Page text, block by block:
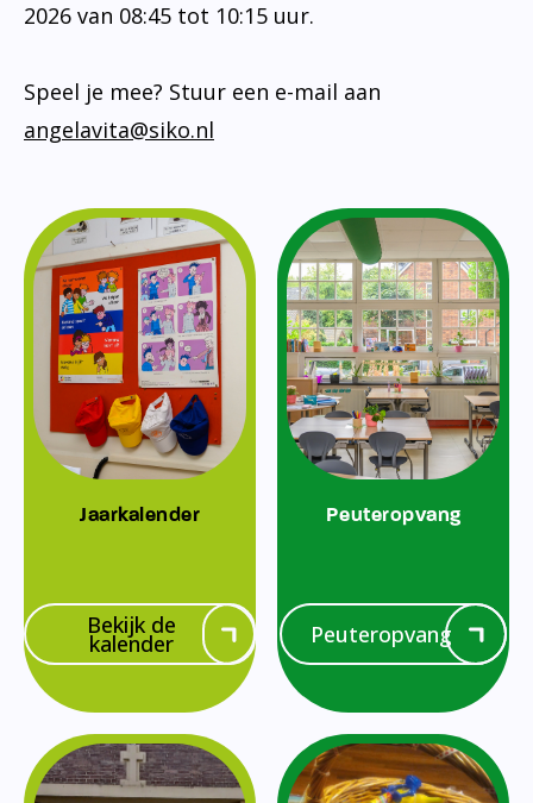
2026 van 08:45 tot 10:15 uur.
Speel je mee? Stuur een e-mail aan
angelavita@siko.nl
Jaarkalender
Bekijk de
kalender
Peuteropvang
Peuteropvang